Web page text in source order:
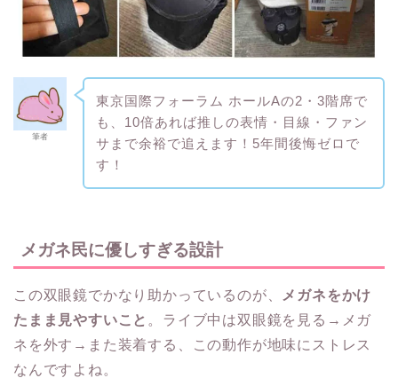
筆者
東京国際フォーラム ホールAの2・3階席で
も、10倍あれば推しの表情・目線・ファン
サまで余裕で追えます！5年間後悔ゼロで
す！
メガネ民に優しすぎる設計
この双眼鏡でかなり助かっているのが、 メガネをかけ
たまま見やすいこと 。ライブ中は双眼鏡を見る→メガ
ネを外す→また装着する、この動作が地味にストレス
なんですよね。